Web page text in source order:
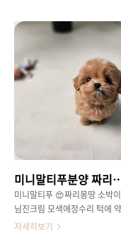
파티여도 파티컬러로 안태어
우도 있고 같은 엄마 한테 태어
무늬가 아이들마다 모두 다르기
에더욱 특별하고 귀한 스타일 이
다 코색소는 아직 덜 올라왔찌
두 까맣게 올라 올 거에요 😍귀
깜둥이고 얼굴은 전체적으로
가 ㅎㅎ완전 스누피 포차코 캐
판박이랍니다ㅎㅎ형제 친구들
서 혼자만 이렇게 태어난 .. 만나
넘 반가운 아가 🤩🥰 귀여운
리서 봐도 딱 우리아가인지알아
있는 😁😁😁제가 제일 좋아하
타일이에요 .. 귀만 까만 말티푸
전에 처음 만나보고일년에 한번
에 못 ..
미니말티푸분양 짜리
미니말티푸 😍짜리몽땅 소박
님진크림 모색에정수리 턱에
흰털 포인트를 가졌답니다 아직
자세히보기